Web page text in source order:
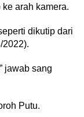
arah kamera.
dikutip dari
2022).
jawab sang
Putu.